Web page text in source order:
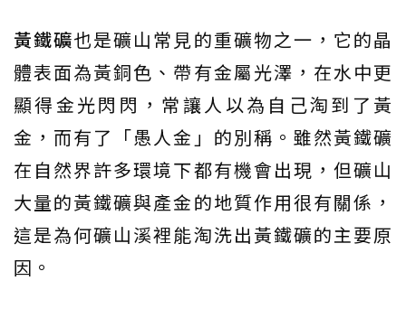
黃鐵礦也是礦山常見的重礦物之一，它的晶
體表面為黃銅色、帶有金屬光澤，在水中更
顯得金光閃閃，常讓人以為自己淘到了黃
金，而有了「愚人金」的別稱。雖然黃鐵礦
在自然界許多環境下都有機會出現，但礦山
大量的黃鐵礦與產金的地質作用很有關係，
這是為何礦山溪裡能淘洗出黃鐵礦的主要原
因。